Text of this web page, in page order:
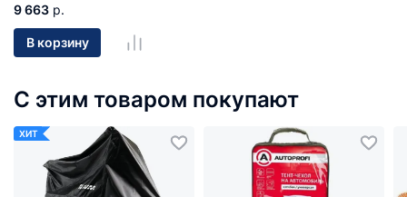
9 663 р.
В корзину
С этим товаром покупают
ХИТ